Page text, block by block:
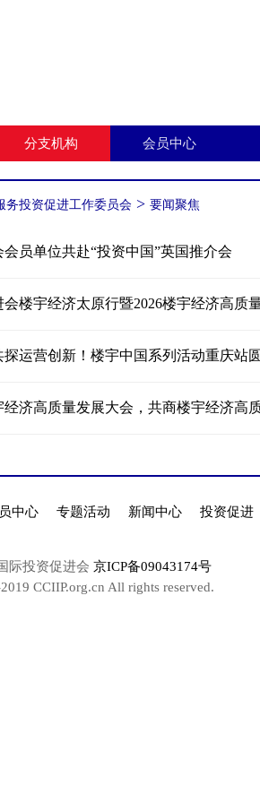
分支机构 会员中心
务投资促进工作委员会 > 要闻聚焦
员单位共赴“投资中国”英国推介会
会楼宇经济太原行暨2026楼宇经济高质
探运营创新！楼宇中国系列活动重庆站
经济高质量发展大会，共商楼宇经济高
中心 专题活动 新闻中心 投资促进
际投资促进会 京ICP备09043174号
CCIIP.org.cn All rights reserved.